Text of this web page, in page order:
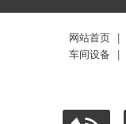
网站首页
车间设备